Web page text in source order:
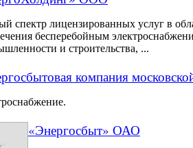
спектр лицензированных услуг в
бесперебойным
и строительства, ...
компания
«Энергосбыт» ОАО